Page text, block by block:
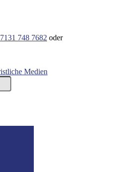
748 7682 oder
Medien